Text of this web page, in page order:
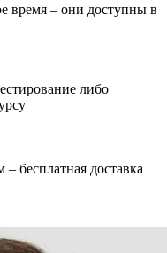
время – они доступны в
либо
бесплатная доставка